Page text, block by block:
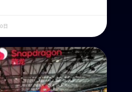
日